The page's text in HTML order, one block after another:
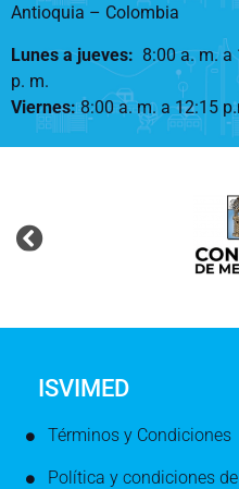
Antioquia – Colombia
Lunes a jueves: 8:00 a. m. a
p. m.
Viernes:8:00 a. m. a 12:15
ISVIMED
Términos y Condiciones
Política y condiciones